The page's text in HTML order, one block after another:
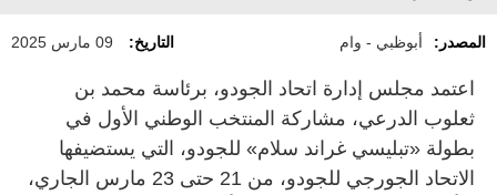
المصدر: أبوظبي - وام التاريخ: 09 مارس 2025
اعتمد مجلس إدارة اتحاد الجودو، برئاسة محمد بن
ثعلوب الدرعي، مشاركة المنتخب الوطني الأول في
بطولة «تبليسي غراند سلام» للجودو، التي يستضيفها
الاتحاد الجورجي للجودو، من 21 حتى 23 مارس الجاري،